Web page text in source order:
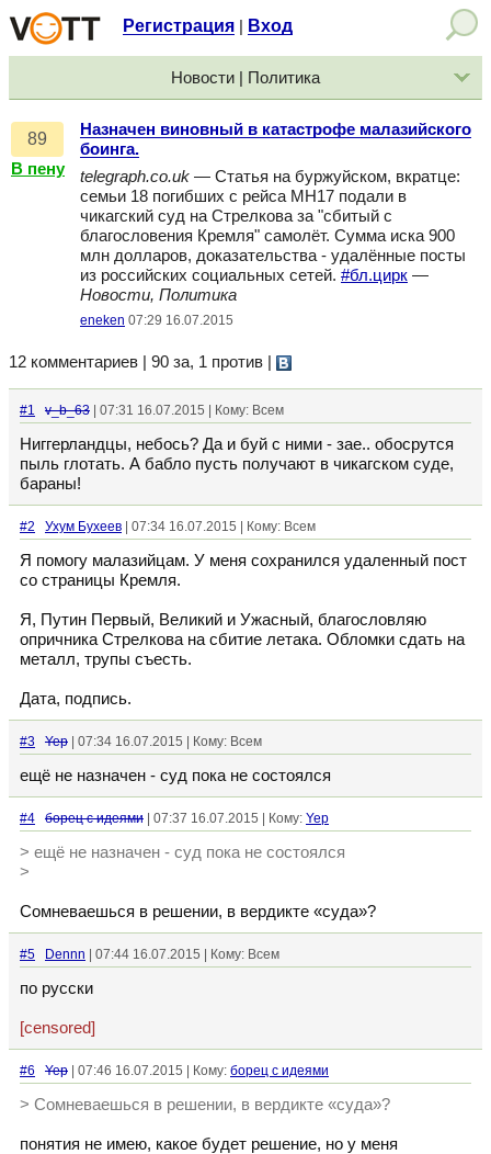
Регистрация Вход
Новости | Политика
89
В пену
Назначен виновный в катастрофе малазийского
боинга.
telegraph.co.uk — Статья на буржуйском, вкратце:
семьи 18 погибших с рейса MH17 подали в
чикагский суд на Стрелкова за "сбитый с
благословения Кремля" самолёт. Сумма иска 900
млн долларов, доказательства - удалённые посты
из российских социальных сетей. #бл.цирк —
Новости, Политика
eneken 07:29 16.07.2015
12 комментариев | 90 за, 1 против
#1 v_b_63 | 07:31 16.07.2015 | Кому: Всем
Ниггерландцы, небось? Да и буй с ними - зае.. обосрутся
пыль глотать. А бабло пусть получают в чикагском суде,
бараны!
#2 Ухум Бухеев | 07:34 16.07.2015 | Кому: Всем
Я помогу малазийцам. У меня сохранился удаленный пост
со страницы Кремля.
Я, Путин Первый, Великий и Ужасный, благословляю
опричника Стрелкова на сбитие летака. Обломки сдать на
металл, трупы съесть.
Дата, подпись.
#3 Yep | 07:34 16.07.2015 | Кому: Всем
ещё не назначен - суд пока не состоялся
#4 борец с идеями | 07:37 16.07.2015 | Кому: Yep
> ещё не назначен - суд пока не состоялся
>
Сомневаешься в решении, в вердикте «суда»?
#5 Dennn | 07:44 16.07.2015 | Кому: Всем
по русски
[censored]
#6 Yep | 07:46 16.07.2015 | Кому: борец с идеями
> Сомневаешься в решении, в вердикте «суда»?
понятия не имею, какое будет решение, но у меня